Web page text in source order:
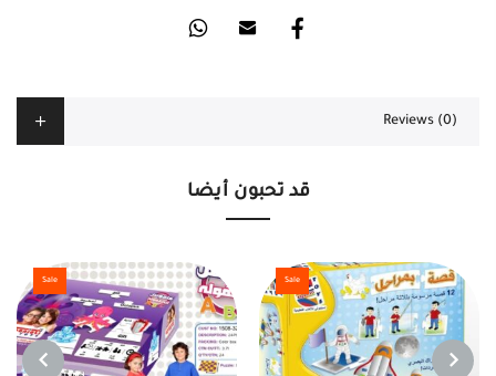
Reviews (0)
قد تحبون أيضا
Sale
Sale